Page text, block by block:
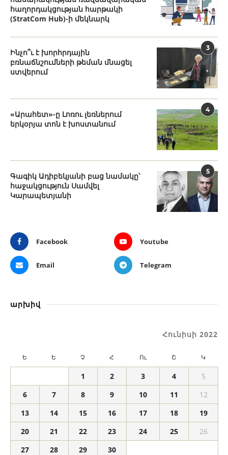
հաղորդակցության հարթակի
(StratCom Hub)-ի մեկնարկ
3
Ինչո՞ւ է խորհրդային
բռնաճնշումների թեման մնացել
ստվերում
4
«Արահետ»-ը Լոռու լեռներում
երկօրյա տոն է խոստանում
5
Գագիկ Ադիբեկյանի բաց նամակը՝
հաջակցություն Սամվել
Կարապետյանի
Facebook Youtube
Email Telegram
արխիվ
Հունիսի 2022
Ե Ե Չ Հ Ու Շ Կ
1 2 3 4
5
6
7 8 9 10 11
12
13
14 15 16 17 18
19
20
21 22 23 24 25
26
27
28 29 30